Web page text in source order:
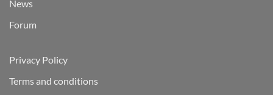
News
Forum
Privacy Policy
Terms and conditions